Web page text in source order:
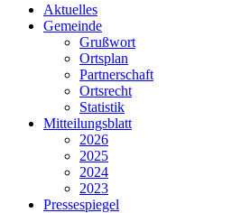
Aktuelles
Gemeinde
Grußwort
Ortsplan
Partnerschaft
Ortsrecht
Statistik
Mitteilungsblatt
2026
2025
2024
2023
Pressespiegel